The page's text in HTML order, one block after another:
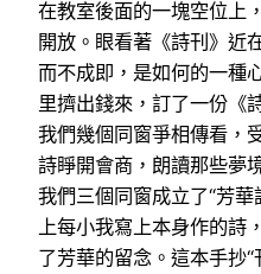
在教室後面的一塊空位上
開放。眼看著《詩刊》近
而不成即，是如何的一種
里擠出錢來，訂了一份《
我們幾個同窗爭相傳看，
詩睜開會商，朗讀那些夢
我們三個同窗成立了“芳
上每小我寫上本身作的詩
了芳華的留念。這本手抄